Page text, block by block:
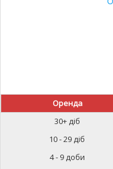
Оренда
30+ діб
10 - 29 діб
4 - 9 доби